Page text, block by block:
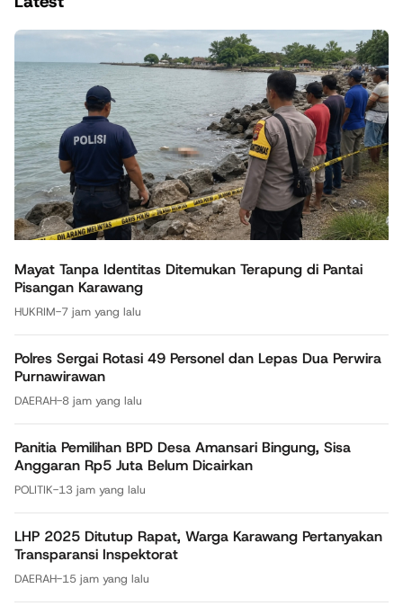
Mayat Tanpa Identitas Ditemukan Terapung di Pantai
Pisangan Karawang
HUKRIM-7 jam yang lalu
Polres Sergai Rotasi 49 Personel dan Lepas Dua Perwira
Purnawirawan
DAERAH-8 jam yang lalu
Panitia Pemilihan BPD Desa Amansari Bingung, Sisa
Anggaran Rp5 Juta Belum Dicairkan
POLITIK-13 jam yang lalu
LHP 2025 Ditutup Rapat, Warga Karawang Pertanyakan
Transparansi Inspektorat
DAERAH-15 jam yang lalu